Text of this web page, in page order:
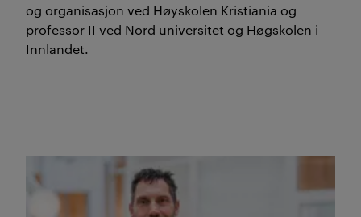
og organisasjon ved Høyskolen Kristiania og
professor II ved Nord universitet og Høgskolen i
Innlandet.